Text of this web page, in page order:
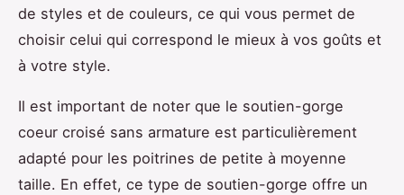
de styles et de couleurs, ce qui vous permet de
choisir celui qui correspond le mieux à vos goûts et
à votre style.
Il est important de noter que le soutien-gorge
coeur croisé sans armature est particulièrement
adapté pour les poitrines de petite à moyenne
taille. En effet, ce type de soutien-gorge offre un